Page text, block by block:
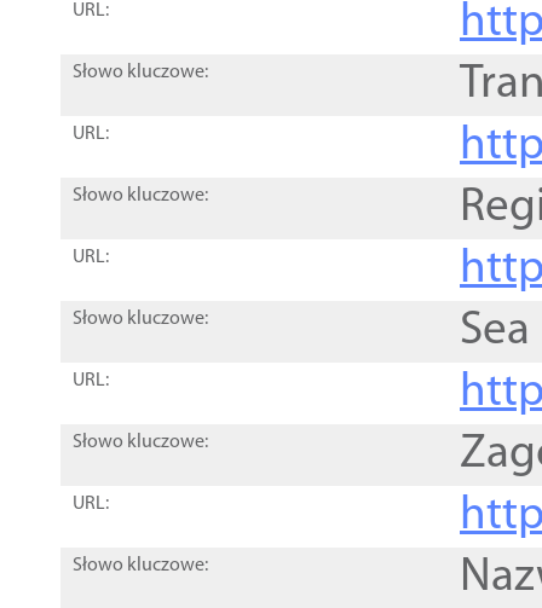
URL:
Słowo kluczowe:
URL:
Słowo kluczowe:
URL:
Słowo kluczowe:
URL:
Słowo kluczowe:
URL:
Słowo kluczowe: